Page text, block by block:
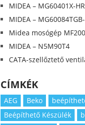
MIDEA – MG60401X-HR
MIDEA –
Midea mosógép
MIDEA – N5M90T4
CATA-szellőztető
CÍMKÉK
AEG Beko
Beépíthető Készülék